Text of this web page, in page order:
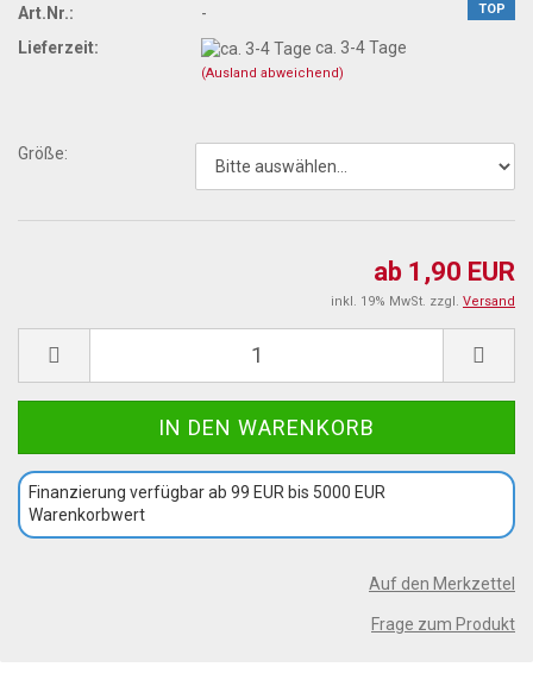
TOP
Art.Nr.:
-
Lieferzeit:
ca. 3-4 Tage
(Ausland abweichend)
Größe:
ab 1,90 EUR
inkl. 19% MwSt. zzgl. Versand
Finanzierung verfügbar ab 99 EUR bis 5000 EUR
Warenkorbwert
Auf den Merkzettel
Frage zum Produkt